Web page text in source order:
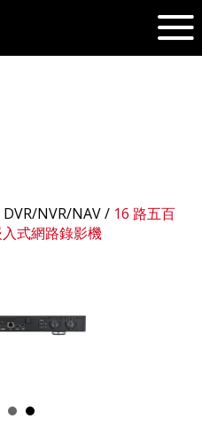
DVR/NVR/NAV/ 16 路五百
式網路錄影機